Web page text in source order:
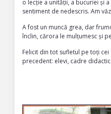
o lecție a unității, a bucuriei și
sentiment de nedescris. Am
A fost un muncă grea, dar
înclin, cărora le mulțumesc și
Felicit din tot sufletul pe toți
precedent: elevi, cadre